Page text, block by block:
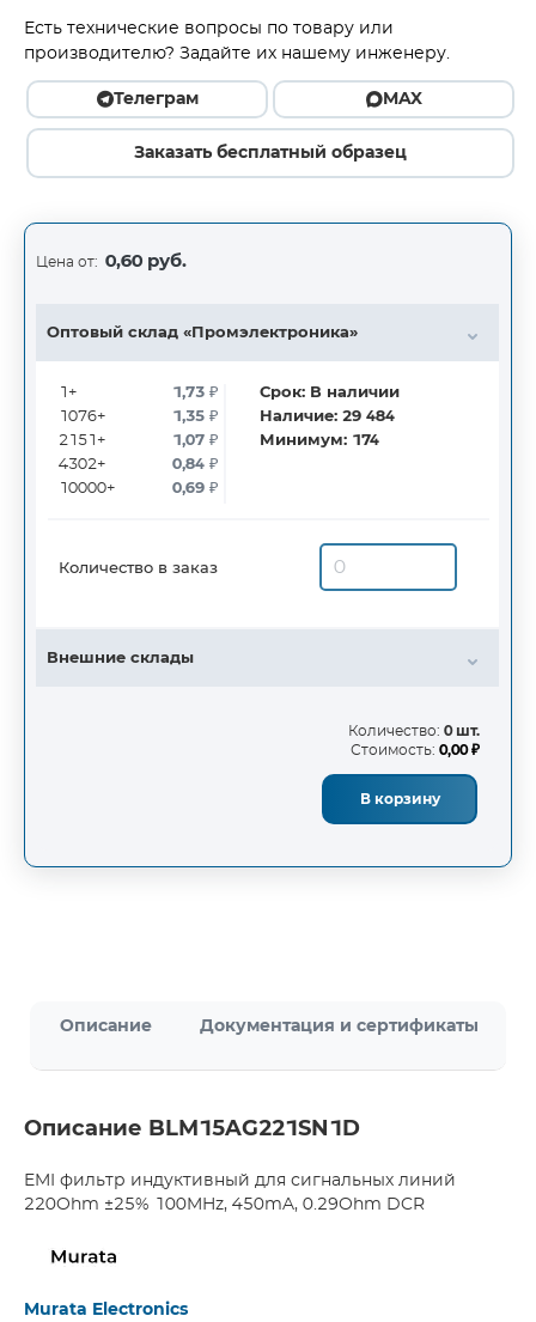
Есть технические вопросы по товару или
производителю? Задайте их нашему инженеру.
Телеграм MAX
Заказать бесплатный образец
Цена от: 0,60 руб.
Оптовый склад «Промэлектроника»
1+
1076+
2151+
4302+
10000+
1,73₽
1,35₽
1,07₽
0,84₽
0,69₽
Срок: В наличии
Наличие:29 484
Минимум: 174
Количество в заказ
Внешние склады
Количество: 0 шт.
Стоимость: 0,00 ₽
В корзину
Описание Документация и сертификаты
Описание BLM15AG221SN1D
EMI фильтр индуктивный для сигнальных линий
220Ohm ±25% 100MHz, 450mA, 0.29Ohm DCR
Murata Electronics